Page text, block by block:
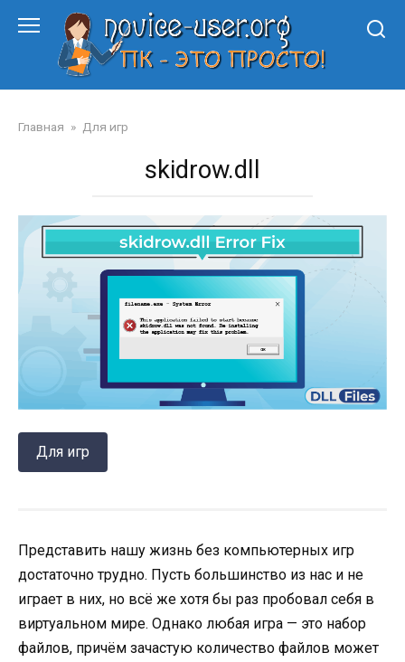
Главная » Для игр
skidrow.dll
Для игр
Представить нашу жизнь без компьютерных игр
достаточно трудно. Пусть большинство из нас и не
играет в них, но всё же хотя бы раз пробовал себя в
виртуальном мире. Однако любая игра — это набор
файлов, причём зачастую количество файлов может